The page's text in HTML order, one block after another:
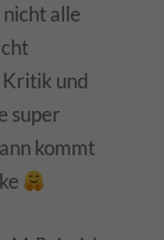
alle
und
super
kommt